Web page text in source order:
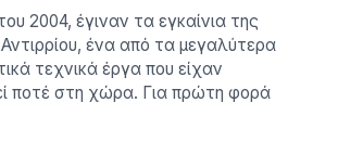
2004, έγιναν τα εγκαίνια της
ένα από τα μεγαλύτερα
τεχνικά έργα που είχαν
ποτέ στη χώρα. Για πρώτη φορά